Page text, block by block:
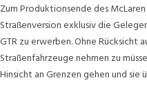
Zum Produktionsende des
Straßenversion exklusiv die
GTR zu erwerben. Ohne Rücksicht
Straßenfahrzeuge nehmen zu
Hinsicht an Grenzen gehen und sie